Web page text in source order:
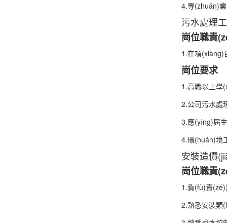
4.專(zhuān)
污水處理
崗位職責
1.在項
崗位要求
1.高職以上
2.公司污水
3.應(yīng)
4.環(huán)境
安裝造價
崗位職責
1.負(fù)責
2.熟悉安裝類